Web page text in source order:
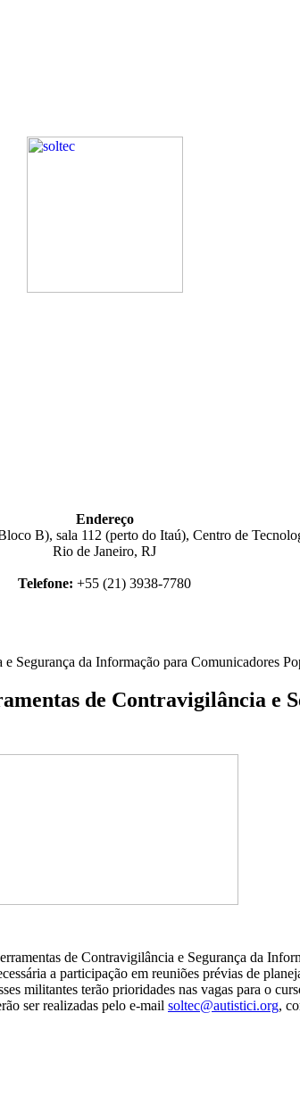
Endereço
B), sala 112 (perto do Itaú), Centro de
Rio de Janeiro, RJ
Telefone: +55 (21) 3938-7780
Segurança da Informação para Comunicadores
de Contravigilância e
de Contravigilância e Segurança da
a participação em reuniões prévias de
militantes terão prioridades nas vagas para o
ser realizadas pelo e-mail soltec@autistici.org,